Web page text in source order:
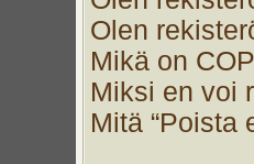
Olen
Mikä on
Miksi en voi
Mitä “Poista